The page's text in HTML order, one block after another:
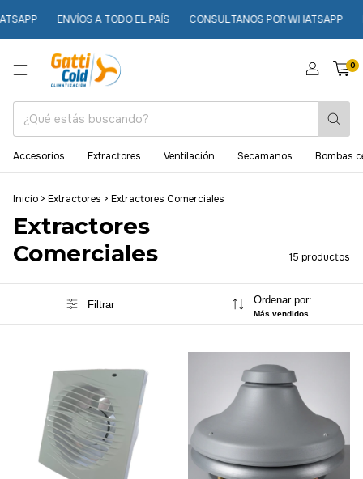
ENVÍOS A TODO EL PAÍS CONSULTANOS POR WHATSAPP
0
Accesorios Extractores Ventilación Secamanos Bombas
Inicio > Extractores > Extractores Comerciales
Extractores
Comerciales
15 productos
Filtrar Ordenar por:
Más vendidos